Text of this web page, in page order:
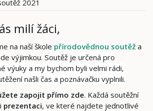
2021
milí žáci,
na naší škole přírodovědnou soutěž a
výjimkou. Soutěž je určená pro
výuky a my bychom byli velmi rádi,
našli čas a poznávačku vyplnili.
zapojit přímo zde. Každá soutěžní
prezentaci, ve které najdete jednotlivé